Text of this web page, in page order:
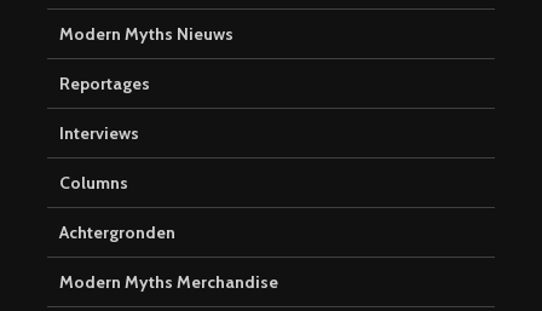
Modern Myths Nieuws
Reportages
Interviews
Columns
Achtergronden
Modern Myths Merchandise